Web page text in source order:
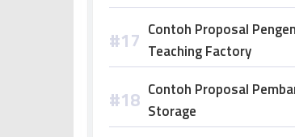
Contoh Proposal
Teaching Factory
Contoh Proposal
Storage